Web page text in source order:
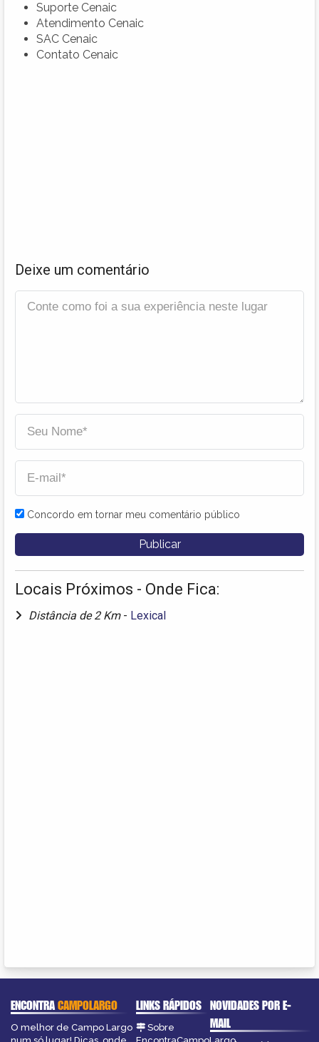
Suporte Cenaic
Atendimento Cenaic
SAC Cenaic
Contato Cenaic
Deixe um comentário
Concordo em tornar meu comentário público
Locais Próximos - Onde Fica:
Distância de 2 Km - Lexical
ENCONTRACAMPOLARGO
O melhor de Campo Largo
LINKS RÁPIDOS
Sobre
NOVIDADES POR E-
MAIL